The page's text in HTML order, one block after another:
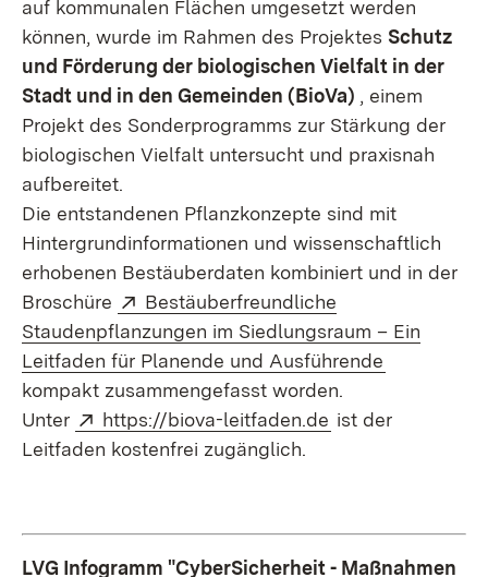
auf kommunalen Flächen umgesetzt werden
können, wurde im Rahmen des Projektes Schutz
und Förderung der biologischen Vielfalt in der
Stadt und in den Gemeinden (BioVa) , einem
Projekt des Sonderprogramms zur Stärkung der
biologischen Vielfalt untersucht und praxisnah
aufbereitet.
Die entstandenen Pflanzkonzepte sind mit
Hintergrundinformationen und wissenschaftlich
erhobenen Bestäuberdaten kombiniert und in der
Broschüre
Extern:
Bestäuberfreundliche
Staudenpflanzungen im Siedlungsraum – Ein
Leitfaden für Planende und Ausführende
kompakt zusammengefasst worden.
Unter
Extern:
https://biova-leitfaden.de (Öffnet in neuem
ist der
Leitfaden kostenfrei zugänglich.
LVG Infogramm "CyberSicherheit - Maßnahmen